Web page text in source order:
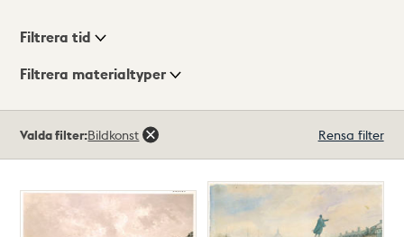
Visningsläge
Filtrera tid
Filtrera materialtyper
träffar
Valda filter:Bildkonst Rensa filter